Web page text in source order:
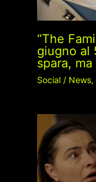
“The
giugno al
spara,
Social/ News,